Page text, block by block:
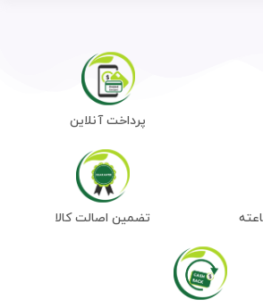
پرداخت آنلاین
تضمین اصالت کالا